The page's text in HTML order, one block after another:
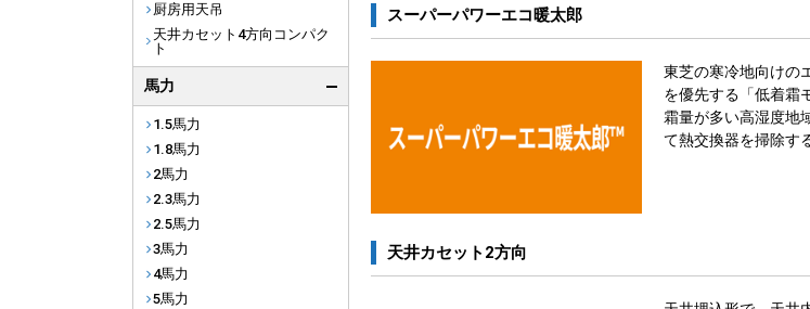
スーパーパワーエコ暖太郎
東芝の寒冷地向けの
を優先する「低着霜
霜量が多い高湿度地
て熱交換器を掃除す
天井カセット2方向
厨房用天吊
天井カセット4方向コンパク
ト
馬力
1.5馬力
1.8馬力
2馬力
2.3馬力
2.5馬力
3馬力
4馬力
5馬力